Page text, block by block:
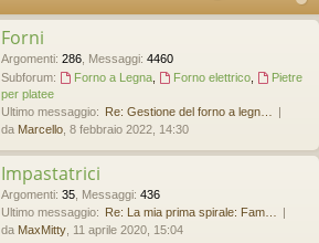
a
Forni
Argomenti: 286 Messaggi: 4460
Subforum:
Forno a Legna, Forno elettrico,
Pietre
per platee
Ultimo messaggio: Re: Gestione del forno a legn…
da Marcello , 8 febbraio 2022, 14:30
Impastatrici
Argomenti: 35 Messaggi: 436
Ultimo messaggio: Re: La mia prima spirale: Fam…
da MaxMitty , 11 aprile 2020, 15:04